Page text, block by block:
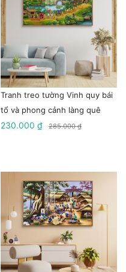
Tranh treo tường Vinh quy bái
tổ và phong cảnh làng quê
230.000 ₫ 285.000 ₫